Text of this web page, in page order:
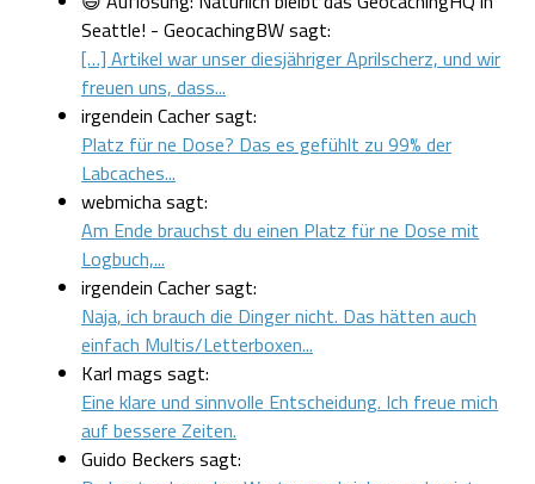
Seattle! - GeocachingBW sagt:
[…] Artikel war unser diesjähriger Aprilscherz, und wir
freuen uns, dass...
irgendein Cacher sagt:
Platz für ne Dose? Das es gefühlt zu 99% der
Labcaches...
webmicha sagt:
Am Ende brauchst du einen Platz für ne Dose mit
Logbuch,...
irgendein Cacher sagt:
Naja, ich brauch die Dinger nicht. Das hätten auch
einfach Multis/Letterboxen...
Karl mags sagt:
Eine klare und sinnvolle Entscheidung. Ich freue mich
auf bessere Zeiten.
Guido Beckers sagt: